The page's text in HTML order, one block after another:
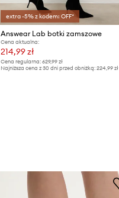
extra -5% z kodem: OFF*
Answear Lab botki zamszowe
Cena aktualna:
214,99 zł
Cena regularna: 629,99 zł
Najniższa cena z 30 dni przed obniżką: 224,99 zł